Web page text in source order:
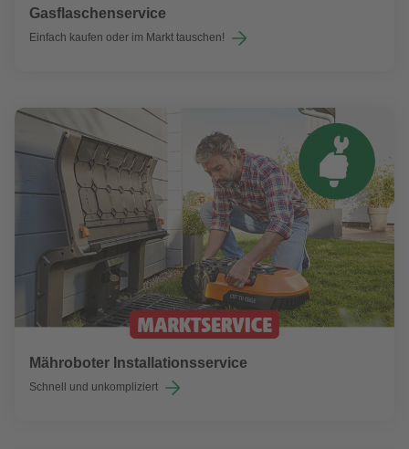
Gasflaschenservice
Einfach kaufen oder im Markt tauschen!
Mähroboter Installationsservice
Schnell und unkompliziert